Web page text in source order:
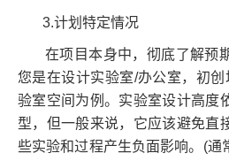
3.计划特定情况
在项目本身中，彻底了解预期
您是在设计实验室/办公室，初
验室空间为例。实验室设计高度
型，但一般来说，它应该避免直
些实验和过程产生负面影响。(通